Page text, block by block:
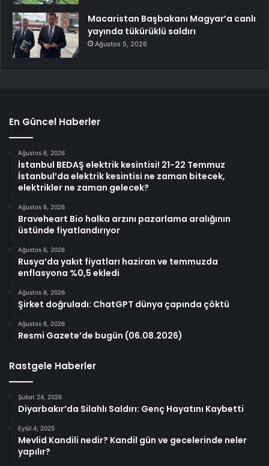
Macaristan Başbakanı Magyar’a canlı
yayında tükürüklü saldırı
Ağustos 5, 2026
En Güncel Haberler
Ağustos 6, 2026
İstanbul BEDAŞ elektrik kesintisi! 21-22 Temmuz
İstanbul’da elektrik kesintisi ne zaman bitecek,
elektrikler ne zaman gelecek?
Ağustos 6, 2026
Braveheart Bio halka arzını pazarlama aralığının
üstünde fiyatlandırıyor
Ağustos 6, 2026
Rusya’da yakıt fiyatları haziran ve temmuzda
enflasyona %0,5 ekledi
Ağustos 6, 2026
Şirket doğruladı: ChatGPT dünya çapında çöktü
Ağustos 6, 2026
Resmi Gazete’de bugün (06.08.2026)
Rastgele Haberler
Şubat 24, 2026
Diyarbakır’da Silahlı Saldırı: Genç Hayatını Kaybetti
Eylül 4, 2025
Mevlid Kandili nedir? Kandil gün ve gecelerinde neler
yapılır?